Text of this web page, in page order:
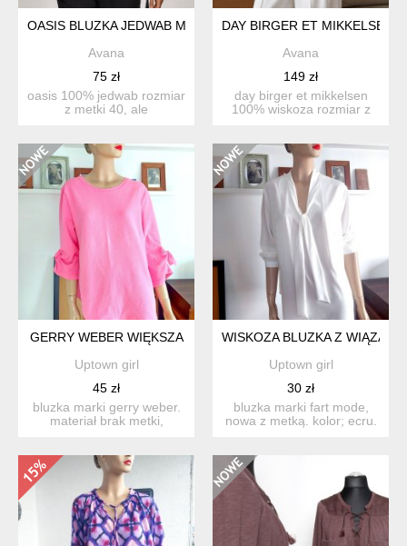
OASIS BLUZKA JEDWAB M 38
Avana
75 zł
oasis 100% jedwab rozmiar
z metki 40, ale
DAY BIRGER ET MIKKELSEN
Avana
149 zł
day birger et mikkelsen
100% wiskoza rozmiar z
GERRY WEBER WIĘKSZA
Uptown girl
45 zł
bluzka marki gerry weber.
materiał brak metki,
WISKOZA BLUZKA Z
Uptown girl
30 zł
bluzka marki fart mode,
nowa z metką. kolor; ecru.